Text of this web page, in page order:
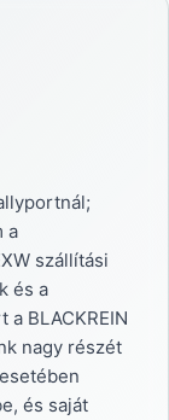
a
szállítási
és a
BLACKREIN
nagy részét
és saját